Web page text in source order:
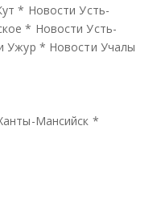
* Новости Усть-
* Новости Усть-
Ужур * Новости Учалы
Мансийск *